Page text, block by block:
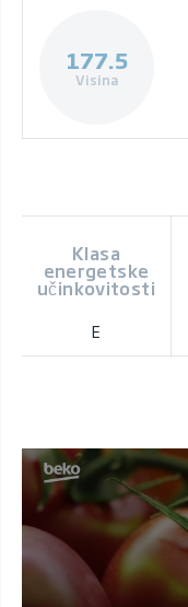
177.5
Visina
Klasa
energetske
učinkovitosti
E